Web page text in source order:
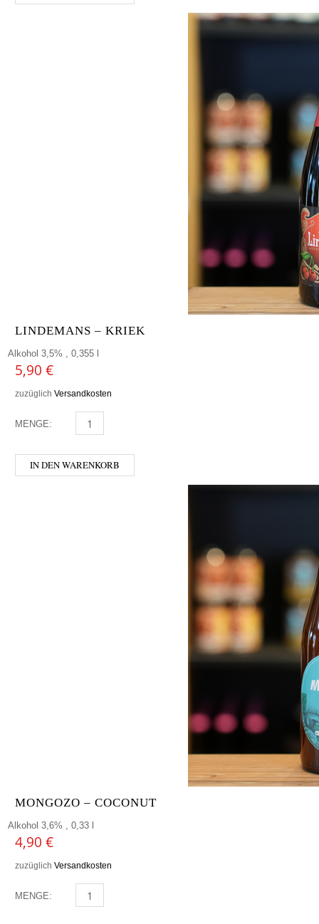
LINDEMANS – KRIEK
Alkohol 3,5% , 0,355 l
5,90 €
zuzüglich Versandkosten
MENGE: LINDEMANS - KRIEK MENGE
IN DEN WARENKORB
MONGOZO – COCONUT
Alkohol 3,6% , 0,33 l
4,90 €
zuzüglich Versandkosten
MENGE: MONGOZO - COCONUT MENGE